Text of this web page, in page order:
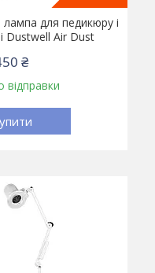
для педикюру і
Dustwell Air Dust
₴
відправки